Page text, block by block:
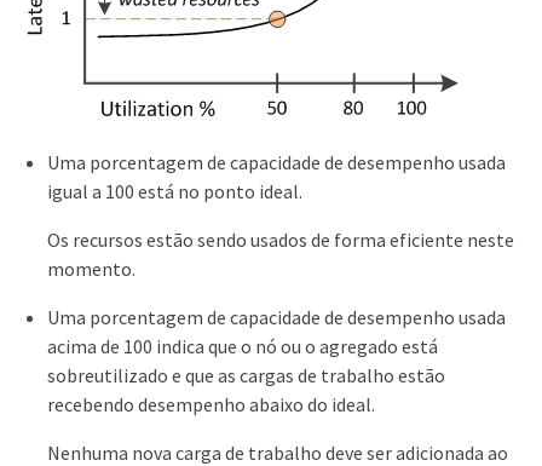
Uma porcentagem de capacidade de desempenho usada
igual a 100 está no ponto ideal.
Os recursos estão sendo usados de forma eficiente neste
momento.
Uma porcentagem de capacidade de desempenho usada
acima de 100 indica que o nó ou o agregado está
sobreutilizado e que as cargas de trabalho estão
recebendo desempenho abaixo do ideal.
Nenhuma nova carga de trabalho deve ser adicionada ao